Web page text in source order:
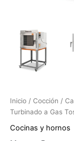
Inicio / Cocción /
Turbinado a Gas
Cocinas y hornos